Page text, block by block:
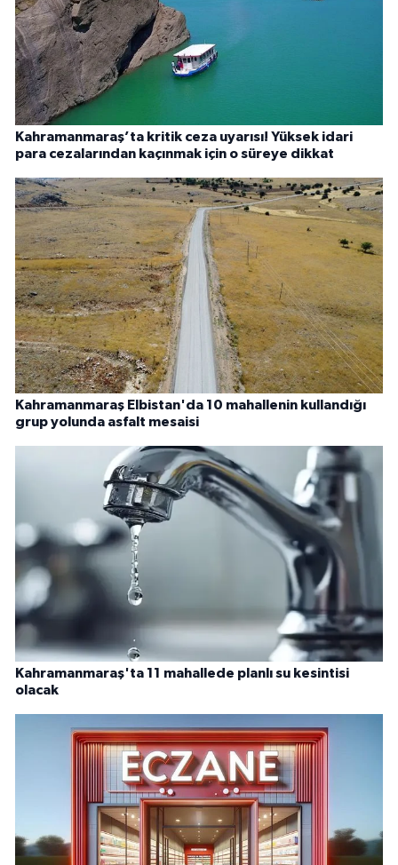
Kahramanmaraş’ta kritik ceza uyarısı! Yüksek idari
para cezalarından kaçınmak için o süreye dikkat
Kahramanmaraş Elbistan'da 10 mahallenin kullandığı
grup yolunda asfalt mesaisi
Kahramanmaraş'ta 11 mahallede planlı su kesintisi
olacak